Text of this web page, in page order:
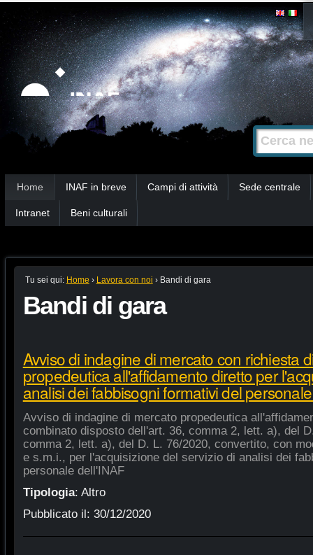
Strumenti
personali
Salta
contenuti.
|
Salta
alla
navigazione
Cerca nel
Ricerca
avanzata…
Home INAF in breve Campi di attività Sede centrale
Intranet Beni culturali
Tu sei qui: Home › Lavora con noi › Bandi di gara
Bandi di gara
Avviso di indagine di mercato con richiesta
propedeutica all'affidamento diretto per
analisi dei fabbisogni formativi del
Avviso di indagine di mercato propedeutica
combinato disposto dell'art. 36, comma 2, lett. a), del
comma 2, lett. a), del D. L. 76/2020, convertito, con
e s.m.i., per l'acquisizione del servizio di analisi dei
personale dell'INAF
Tipologia: Altro
Pubblicato il: 30/12/2020